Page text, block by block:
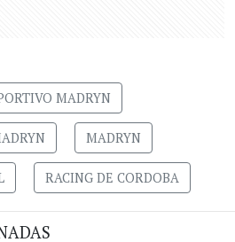
MADRYN
MADRYN
RACING DE CORDOBA